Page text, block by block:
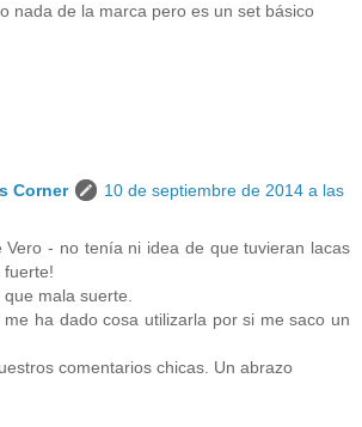
nada de la marca pero es un set básico
Corner
10 de septiembre de 2014 a las
Vero - no tenía ni idea de que tuvieran lacas
fuerte!
mala suerte.
me ha dado cosa utilizarla por si me saco un
comentarios chicas. Un abrazo